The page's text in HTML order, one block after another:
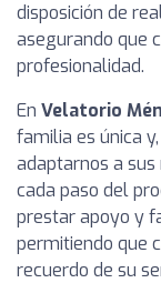
disposición de
asegurando que
profesionalidad.
En Velatorio
familia es única
adaptarnos a
cada paso del
prestar apoyo y
permitiendo que
recuerdo de su